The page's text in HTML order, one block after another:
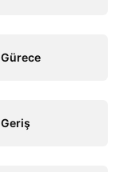
Gürece
Geriş